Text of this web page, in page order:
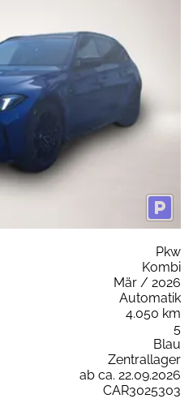
Pkw
Kombi
Mär / 2026
Automatik
4.050 km
5
Blau
Zentrallager
ab ca. 22.09.2026
CAR3025303